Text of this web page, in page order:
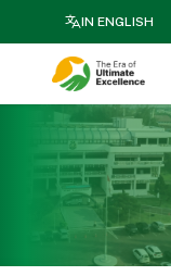
IN ENGLISH